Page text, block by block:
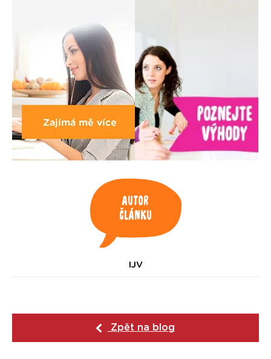
Autor
článku
IJV
Zpět na blog